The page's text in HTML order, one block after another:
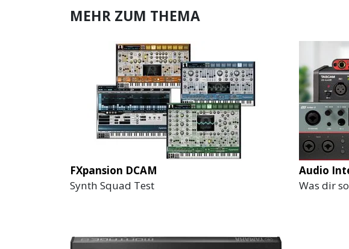
MEHR ZUM THEMA
FXpansion DCAM
Synth Squad Test
Audio
Was dir